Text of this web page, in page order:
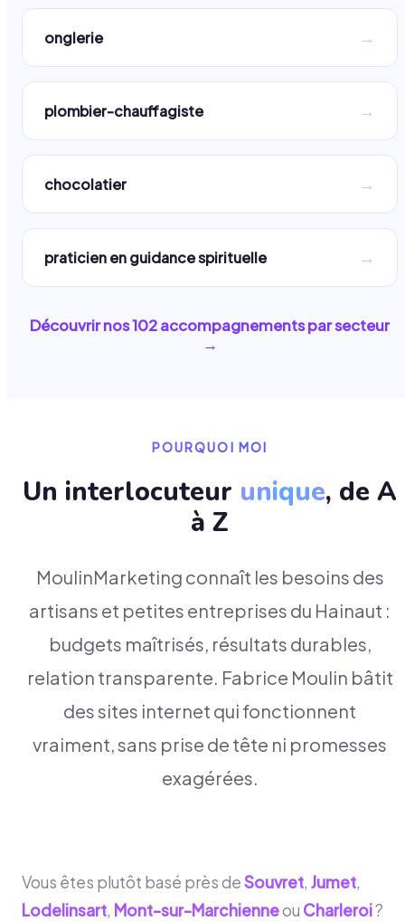
onglerie →
plombier-chauffagiste →
chocolatier →
praticien en guidance spirituelle →
Découvrir nos102accompagnements par secteur
→
POURQUOI MOI
Un interlocuteur unique, de A
à Z
MoulinMarketing connaît les besoins des
artisans et petites entreprises du Hainaut :
budgets maîtrisés, résultats durables,
relation transparente. Fabrice Moulin bâtit
des sites internet qui fonctionnent
vraiment, sans prise de tête ni promesses
exagérées.
Vous êtes plutôt basé près deSouvret, Jumet,
Lodelinsart, Mont-sur-Marchienneou Charleroi?